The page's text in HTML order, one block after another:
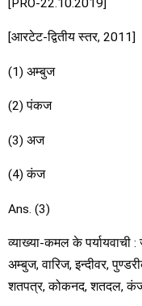
[PRO-22.10.2019]
[आरटेट-द्वितीय स्तर, 2011]
(1) अम्बुज
(2) पंकज
(3) अज
(4) कंज
Ans. (3)
व्याख्या-कमल के
अम्बुज, वारिज, इन्दीवर,
शतपत्र, कोकनद, शतदल,